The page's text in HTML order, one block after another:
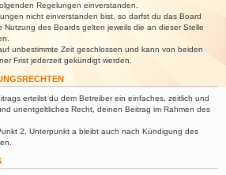
Regelungen einverstanden.
nicht einverstanden bist, so darfst du das Board
Nutzung des Boards gelten jeweils die an dieser Stelle
unbestimmte Zeit geschlossen und kann von beiden
Frist jederzeit gekündigt werden.
erteilst du dem Betreiber ein einfaches, zeitlich und
unentgeltliches Recht, deinen Beitrag im Rahmen des
2, Unterpunkt a bleibt auch nach Kündigung des